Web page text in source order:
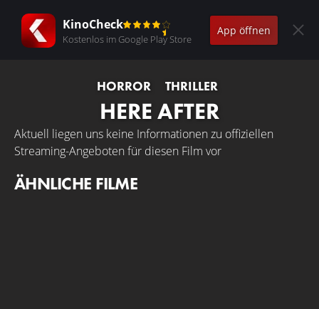
KinoCheck
Kostenlos im Google Play Store
App öffnen
HORROR THRILLER
HERE AFTER
Aktuell liegen uns keine Informationen zu offiziellen
Streaming-Angeboten für diesen Film vor
ÄHNLICHE FILME